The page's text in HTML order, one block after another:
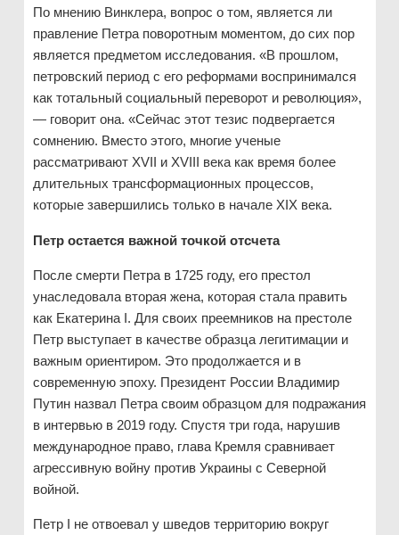
По мнению Винклера, вопрос о том, является ли
правление Петра поворотным моментом, до сих пор
является предметом исследования. «В прошлом,
петровский период с его реформами воспринимался
как тотальный социальный переворот и революция»,
— говорит она. «Сейчас этот тезис подвергается
сомнению. Вместо этого, многие ученые
рассматривают XVII и XVIII века как время более
длительных трансформационных процессов,
которые завершились только в начале XIX века.
Петр остается важной точкой отсчета
После смерти Петра в 1725 году, его престол
унаследовала вторая жена, которая стала править
как Екатерина I. Для своих преемников на престоле
Петр выступает в качестве образца легитимации и
важным ориентиром. Это продолжается и в
современную эпоху. Президент России Владимир
Путин назвал Петра своим образцом для подражания
в интервью в 2019 году. Спустя три года, нарушив
международное право, глава Кремля сравнивает
агрессивную войну против Украины с Северной
войной.
Петр I не отвоевал у шведов территорию вокруг